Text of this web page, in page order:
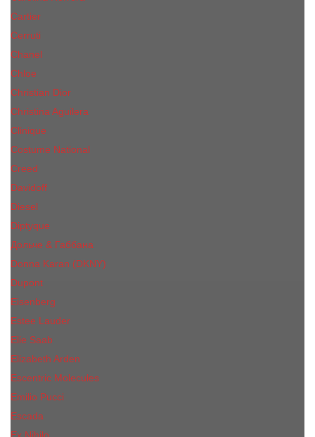
Cartier
Cerruti
Сhanеl
Chloe
Christian Dior
Christina Aguilera
Сliniquе
Costume National
Creed
Davidoff
Diesel
Diptyque
Дольче & Габбана
Donna Karan (DKNY)
Dupont
Eisenberg
Еsteе Lаudеr
Elie Saab
Elizabeth Arden
Escentric Molecules
Emilio Pucci
Escada